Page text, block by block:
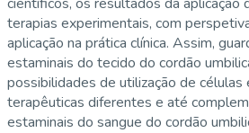
terapias experimentais, com
aplicação na prática clínica. Assim,
estaminais do tecido do cordão
possibilidades de utilização de células
terapêuticas diferentes e até
estaminais do sangue do cordão